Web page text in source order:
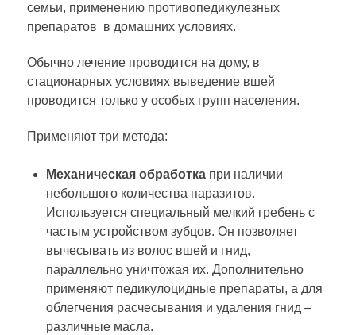
семьи, применению противопедикулезных
препаратов в домашних условиях.
Обычно лечение проводится на дому, в
стационарных условиях выведение вшей
проводится только у особых групп населения.
Применяют три метода:
Механическая обработка при наличии
небольшого количества паразитов.
Используется специальный мелкий гребень с
частым устройством зубцов. Он позволяет
вычесывать из волос вшей и гнид,
параллельно уничтожая их. Дополнительно
применяют педикулоцидные препараты, а для
облегчения расчесывания и удаления гнид –
различные масла.